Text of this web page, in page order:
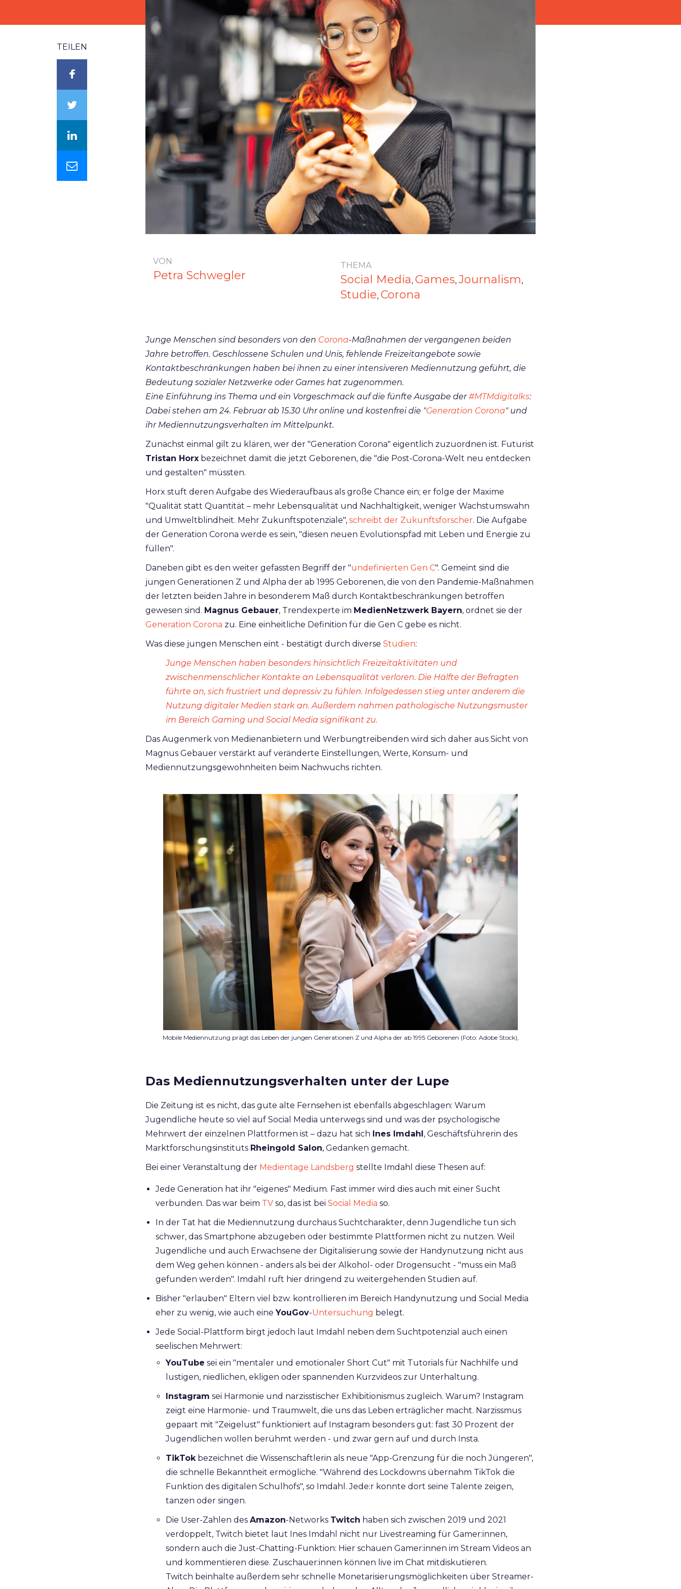
TEILEN
VON
Petra Schwegler
THEMA
Social Media, Games, Journalism,
Studie, Corona
Junge Menschen sind besonders von den Corona-Maßnahmen der vergangenen beiden
Jahre betroffen. Geschlossene Schulen und Unis, fehlende Freizeitangebote sowie
Kontaktbeschränkungen haben bei ihnen zu einer intensiveren Mediennutzung geführt, die
Bedeutung sozialer Netzwerke oder Games hat zugenommen.
Eine Einführung ins Thema und ein Vorgeschmack auf die fünfte Ausgabe der#MTMdigitalks:
Dabei stehen am 24. Februar ab 15.30 Uhr online und kostenfrei die "Generation Corona" und
ihr Mediennutzungsverhalten im Mittelpunkt.
Zunächst einmal gilt zu klären, wer der "Generation Corona" eigentlich zuzuordnen ist. Futurist
Tristan Horx bezeichnet damit die jetzt Geborenen, die "die Post-Corona-Welt neu entdecken
und gestalten" müssten.
Horx stuft deren Aufgabe des Wiederaufbaus als große Chance ein; er folge der Maxime
"Qualität statt Quantität – mehr Lebensqualität und Nachhaltigkeit, weniger Wachstumswahn
und Umweltblindheit. Mehr Zukunftspotenziale", schreibt der Zukunftsforscher. Die Aufgabe
der Generation Corona werde es sein, "diesen neuen Evolutionspfad mit Leben und Energie zu
füllen".
Daneben gibt es den weiter gefassten Begriff der "undefinierten Gen C". Gemeint sind die
jungen Generationen Z und Alpha der ab 1995 Geborenen, die von den Pandemie-Maßnahmen
der letzten beiden Jahre in besonderem Maß durch Kontaktbeschränkungen betroffen
gewesen sind. Magnus Gebauer, Trendexperte im MedienNetzwerk Bayern, ordnet sie der
Generation Corona zu. Eine einheitliche Definition für die Gen C gebe es nicht.
Was diese jungen Menschen eint - bestätigt durch diverse Studien:
Junge Menschen haben besonders hinsichtlich Freizeitaktivitäten und
zwischenmenschlicher Kontakte an Lebensqualität verloren. Die Hälfte der Befragten
führte an, sich frustriert und depressiv zu fühlen. Infolgedessen stieg unter anderem die
Nutzung digitaler Medien stark an. Außerdem nahmen pathologische Nutzungsmuster
im Bereich Gaming und Social Media signifikant zu.
Das Augenmerk von Medienanbietern und Werbungtreibenden wird sich daher aus Sicht von
Magnus Gebauer verstärkt auf veränderte Einstellungen, Werte, Konsum- und
Mediennutzungsgewohnheiten beim Nachwuchs richten.
Mobile Mediennutzung prägt das Leben der jungen Generationen Z und Alpha der ab 1995 Geborenen (Foto: Adobe Stock),
Das Mediennutzungsverhalten unter der Lupe
Die Zeitung ist es nicht, das gute alte Fernsehen ist ebenfalls abgeschlagen: Warum
Jugendliche heute so viel auf Social Media unterwegs sind und was der psychologische
Mehrwert der einzelnen Plattformen ist – dazu hat sich Ines Imdahl , Geschäftsführerin des
Marktforschungsinstituts Rheingold Salon, Gedanken gemacht.
Bei einer Veranstaltung der Medientage Landsberg stellte Imdahl diese Thesen auf:
Jede Generation hat ihr "eigenes" Medium. Fast immer wird dies auch mit einer Sucht
verbunden. Das war beim TV so, das ist bei Social Media so.
In der Tat hat die Mediennutzung durchaus Suchtcharakter, denn Jugendliche tun sich
schwer, das Smartphone abzugeben oder bestimmte Plattformen nicht zu nutzen. Weil
Jugendliche und auch Erwachsene der Digitalisierung sowie der Handynutzung nicht aus
dem Weg gehen können - anders als bei der Alkohol- oder Drogensucht - "muss ein Maß
gefunden werden". Imdahl ruft hier dringend zu weitergehenden Studien auf.
Bisher "erlauben" Eltern viel bzw. kontrollieren im Bereich Handynutzung und Social Media
eher zu wenig, wie auch eine YouGov-Untersuchung belegt.
Jede Social-Plattform birgt jedoch laut Imdahl neben dem Suchtpotenzial auch einen
seelischen Mehrwert:
YouTube sei ein "mentaler und emotionaler Short Cut" mit Tutorials für Nachhilfe und
lustigen, niedlichen, ekligen oder spannenden Kurzvideos zur Unterhaltung.
Instagram sei Harmonie und narzisstischer Exhibitionismus zugleich. Warum? Instagram
zeigt eine Harmonie- und Traumwelt, die uns das Leben erträglicher macht. Narzissmus
gepaart mit "Zeigelust" funktioniert auf Instagram besonders gut: fast 30 Prozent der
Jugendlichen wollen berühmt werden - und zwar gern auf und durch Insta.
TikTokbezeichnet die Wissenschaftlerin als neue "App-Grenzung für die noch Jüngeren",
die schnelle Bekanntheit ermögliche. "Während des Lockdowns übernahm TikTok die
Funktion des digitalen Schulhofs", so Imdahl. Jede:r konnte dort seine Talente zeigen,
tanzen oder singen.
Die User-Zahlen des Amazon-Networks Twitch haben sich zwischen 2019 und 2021
verdoppelt, Twitch bietet laut Ines Imdahl nicht nur Livestreaming für Gamer:innen,
sondern auch die Just-Chatting-Funktion: Hier schauen Gamer:innen im Stream Videos an
und kommentieren diese. Zuschauer:innen können live im Chat mitdiskutieren.
Twitch beinhalte außerdem sehr schnelle Monetarisierungsmöglichkeiten über Streamer-